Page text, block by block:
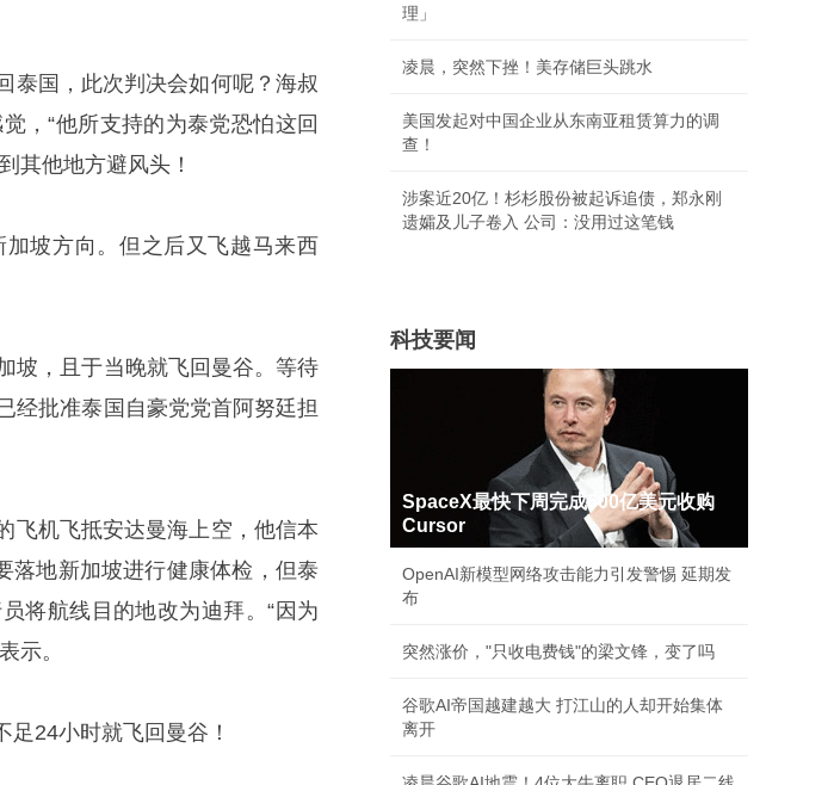
泰国，此次判决会如何呢？海叔
，“他所支持的为泰党恐怕这回
其他地方避风头！
坡方向。但之后又飞越马来西
坡，且于当晚就飞回曼谷。等待
经批准泰国自豪党党首阿努廷担
飞机飞抵安达曼海上空，他信本
落地新加坡进行健康体检，但泰
将航线目的地改为迪拜。“因为
示。
24小时就飞回曼谷！
理」
凌晨，突然下挫！美存储巨头跳水
美国发起对中国企业从东南亚租赁算力的调
查！
涉案近20亿！杉杉股份被起诉追债，郑永刚
遗孀及儿子卷入 公司：没用过这笔钱
科技要闻
SpaceX最快下周完成600亿美元收购
Cursor
OpenAI新模型网络攻击能力引发警惕 延期发
布
突然涨价，"只收电费钱"的梁文锋，变了吗
谷歌AI帝国越建越大 打江山的人却开始集体
离开